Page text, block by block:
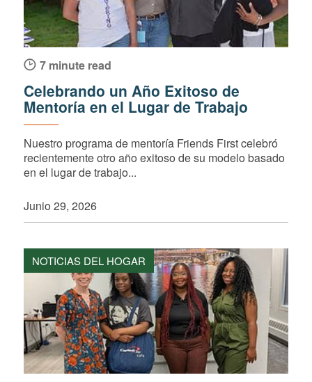
7 minute read
Celebrando un Año Exitoso de
Mentoría en el Lugar de Trabajo
Nuestro programa de mentoría Friends First celebró
recientemente otro año exitoso de su modelo basado
en el lugar de trabajo...
Junio 29, 2026
NOTICIAS DEL HOGAR